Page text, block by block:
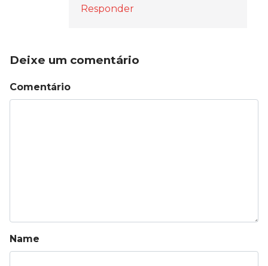
Responder
Deixe um comentário
Comentário
Name